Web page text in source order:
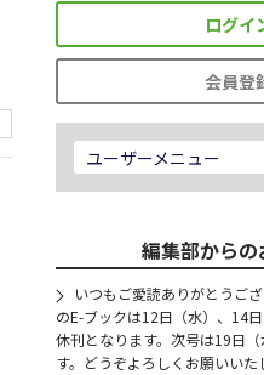
ログイ
会員登
ユーザーメニュー
編集部からの
いつもご愛読ありがとうご
のE-ブックは12日（水）、14
休刊となります。次号は19日
す。どうぞよろしくお願いいた